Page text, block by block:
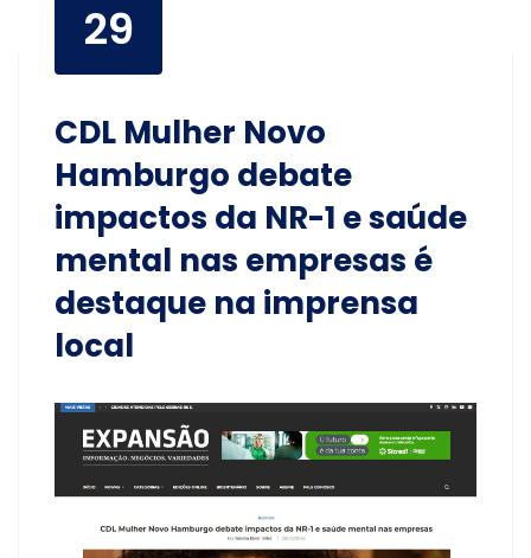
29
CDL Mulher Novo
Hamburgo debate
impactos da NR-1 e saúde
mental nas empresas é
destaque na imprensa
local